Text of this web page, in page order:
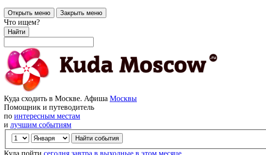
Открыть меню Закрыть меню
Что ищем?
Найти
Куда сходить в Москве. Афиша Москвы
Помощник и путеводитель
по интересным местам
и лучшим событиям
Куда пойти сегодня завтра в выходные в этом месяце